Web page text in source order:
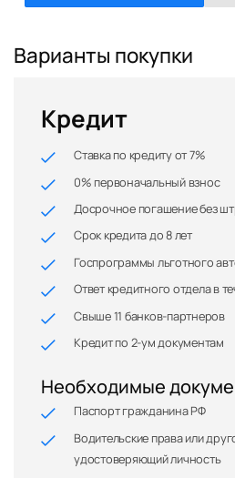
Варианты покупки
Кредит
Ставка по кредиту от 7%
0% первоначальный взнос
Досрочное погашение без
Срок кредита до 8 лет
Госпрограммы льготного
Ответ кредитного отдела в
Свыше 11 банков-партнеров
Кредит по 2-ум документам
Необходимые
Паспорт гражданина РФ
Водительские права или
удостоверяющий личность